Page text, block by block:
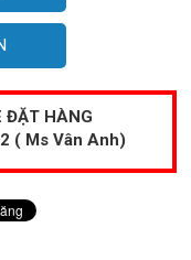
ĐẶT HÀNG
( Ms Vân Anh)